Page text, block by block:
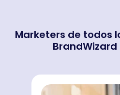
Marketers de todos